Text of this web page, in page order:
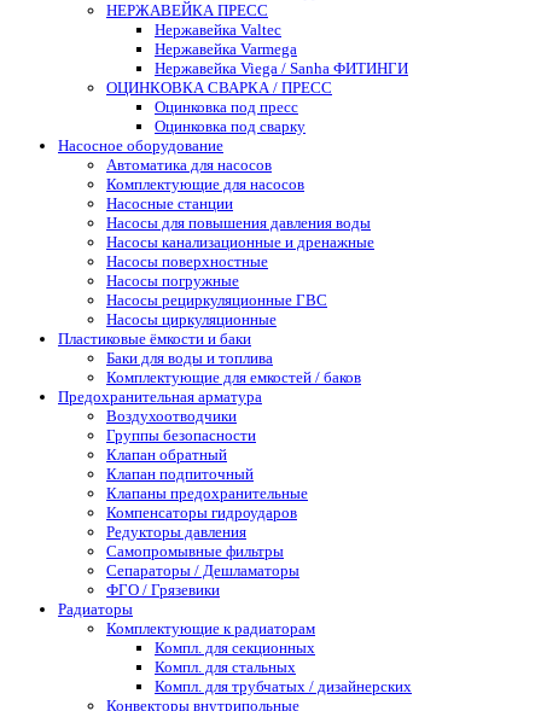
НЕРЖАВЕЙКА ПРЕСС
Нержавейка Valtec
Нержавейка Varmega
Нержавейка Viega / Sanha ФИТИНГИ
ОЦИНКОВКА СВАРКА / ПРЕСС
Оцинковка под пресс
Оцинковка под сварку
Насосное оборудование
Автоматика для насосов
Комплектующие для насосов
Насосные станции
Насосы для повышения давления воды
Насосы канализационные и дренажные
Насосы поверхностные
Насосы погружные
Насосы рециркуляционные ГВС
Насосы циркуляционные
Пластиковые ёмкости и баки
Баки для воды и топлива
Комплектующие для емкостей / баков
Предохранительная арматура
Воздухоотводчики
Группы безопасности
Клапан обратный
Клапан подпиточный
Клапаны предохранительные
Компенсаторы гидроударов
Редукторы давления
Самопромывные фильтры
Сепараторы / Дешламаторы
ФГО / Грязевики
Радиаторы
Комплектующие к радиаторам
Компл. для секционных
Компл. для стальных
Компл. для трубчатых / дизайнерских
Конвекторы внутрипольные